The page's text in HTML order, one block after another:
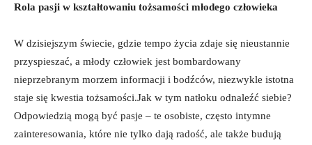
Rola pasji w kształtowaniu tożsamości młodego człowieka
W ‌dzisiejszym świecie, gdzie tempo życia zdaje się nieustannie
przyspieszać, ‍a młody człowiek jest bombardowany
nieprzebranym morzem informacji‌ i bodźców, niezwykle ⁣istotna
staje się ‌kwestia tożsamości.Jak w tym natłoku odnaleźć siebie?
Odpowiedzią‍ mogą być pasje ⁣– te ​osobiste, często intymne
zainteresowania, które nie tylko dają radość, ale także budują